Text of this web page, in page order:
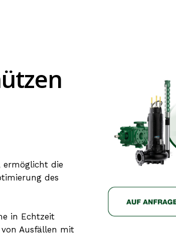
ermöglicht die
des
in Echtzeit
Ausfällen mit